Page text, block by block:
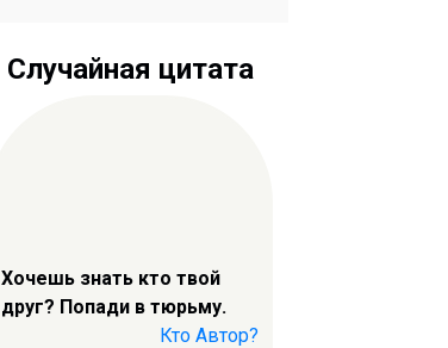
Случайная цитата
Хочешь знать кто твой
друг? Попади в тюрьму.
Кто Автор?